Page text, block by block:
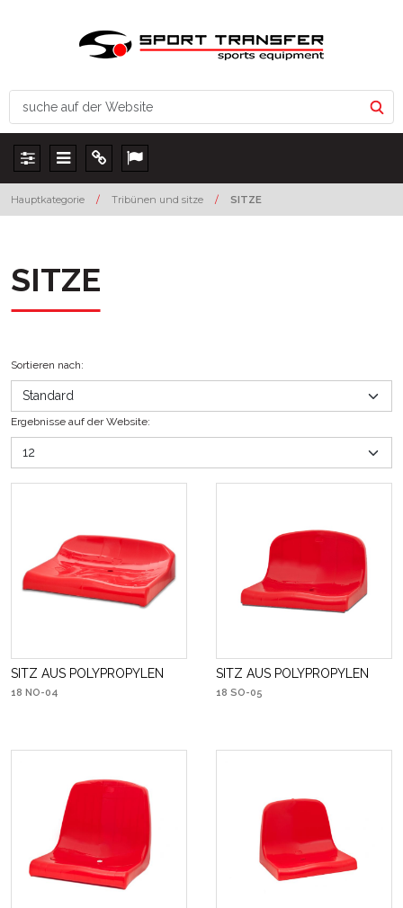
Panel Menu Info Lang
Hauptkategorie / Tribünen und sitze / SITZE
SITZE
Sortieren nach:
Ergebnisse auf der Website:
SITZ AUS POLYPROPYLEN
18 NO-04
SITZ AUS POLYPROPYLEN
18 SO-05